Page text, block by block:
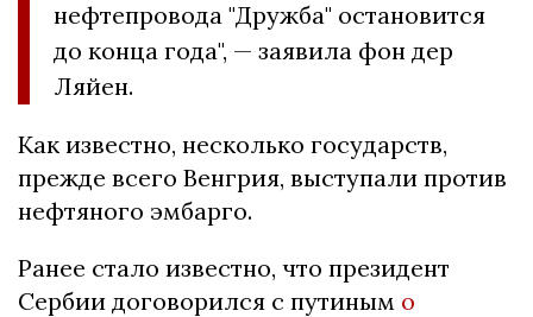
нефтепровода "Дружба" остановится
до конца года", — заявила фон дер
Ляйен.
Как известно, несколько государств,
прежде всего Венгрия, выступали против
нефтяного эмбарго.
Ранее стало известно, что президент
Сербии договорился с путиным о